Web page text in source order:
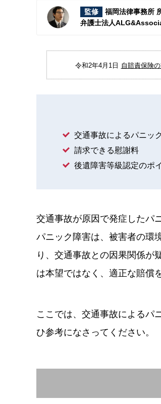
監修
福岡法律事務所
弁護士法人
令和2年4月1日 自賠責保険
交通事故によるパニッ
請求できる慰謝料
後遺障害等級認定のポ
交通事故が原因で発症したパ
パニック障害は、被害者の環
り、交通事故との因果関係が
は本望ではなく、適正な賠償
ここでは、交通事故によるパ
ひ参考になさってください。